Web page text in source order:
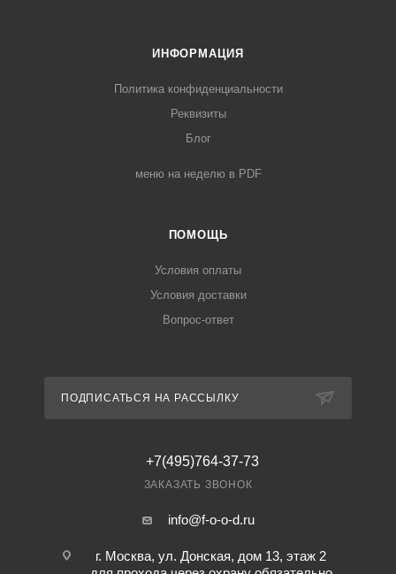
ИНФОРМАЦИЯ
Политика конфиденциальности
Реквизиты
Блог
меню на неделю в PDF
ПОМОЩЬ
Условия оплаты
Условия доставки
Вопрос-ответ
ПОДПИСАТЬСЯ НА РАССЫЛКУ
+7(495)764-37-73
ЗАКАЗАТЬ ЗВОНОК
info@f-o-o-d.ru
г. Москва, ул. Донская, дом 13, этаж 2